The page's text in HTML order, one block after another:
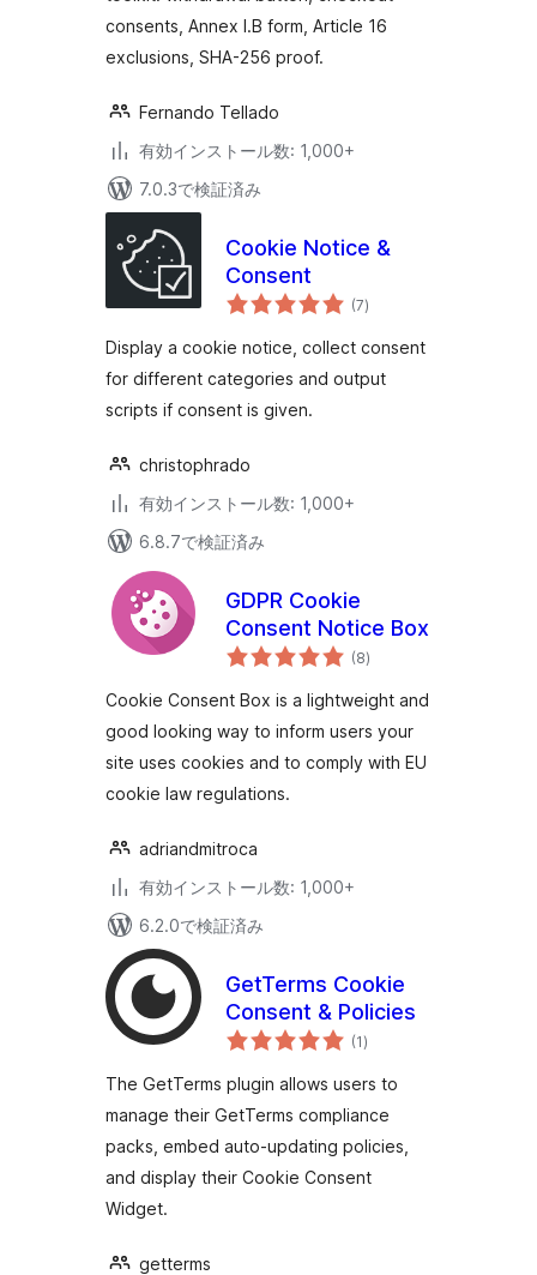
consents, Annex I.B form, Article 16
exclusions, SHA-256 proof.
Fernando Tellado
有効インストール数: 1,000+
7.0.3で検証済み
Cookie Notice &
Consent
(7個
の
価
)
Display a cookie notice, collect consent
for different categories and output
scripts if consent is given.
christophrado
有効インストール数: 1,000+
6.8.7で検証済み
GDPR Cookie
Consent Notice Box
(8個
の
価
)
Cookie Consent Box is a lightweight and
good looking way to inform users your
site uses cookies and to comply with EU
cookie law regulations.
adriandmitroca
有効インストール数: 1,000+
6.2.0で検証済み
GetTerms Cookie
Consent & Policies
(1個
の
価
)
The GetTerms plugin allows users to
manage their GetTerms compliance
packs, embed auto-updating policies,
and display their Cookie Consent
Widget.
getterms